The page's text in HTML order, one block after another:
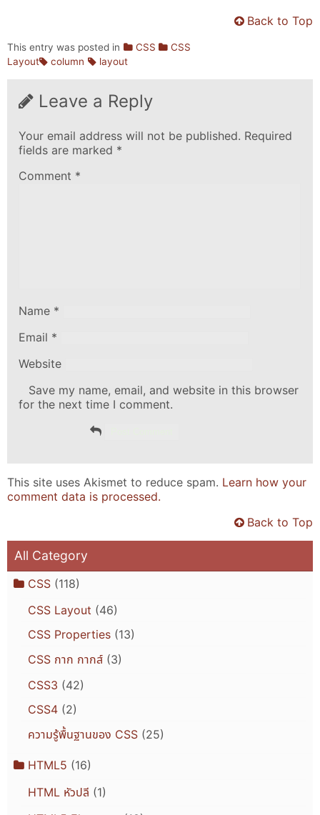
Back to Top
This entry was posted in CSS
CSS
Layout
column layout
Leave a Reply
Your email address will not be published. Required
fields are marked *
Comment *
Name *
Email *
Website
Save my name, email, and website in this browser
for the next time I comment.
This site uses Akismet to reduce spam. Learn how your
comment data is processed.
Back to Top
All Category
CSS(118)
CSS Layout (46)
CSS Properties(13)
CSS กาก กากส์(3)
CSS3 (42)
CSS4(2)
ความรู้พื้นฐานของ CSS(25)
HTML5 (16)
HTML หัวปลี (1)